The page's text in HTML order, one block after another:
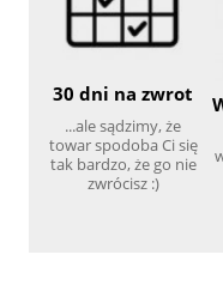
30 dni na zwrot
...ale sądzimy, że
towar spodoba Ci się
tak bardzo, że go nie
zwrócisz :)